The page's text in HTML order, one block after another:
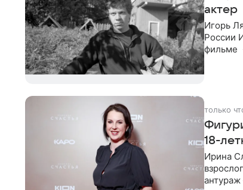
актер
Игорь
России
фильме
только
18-
Ирина